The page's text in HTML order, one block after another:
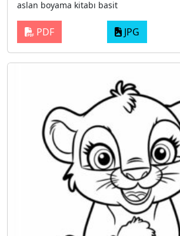
aslan boyama kitabı basit
PDF JPG